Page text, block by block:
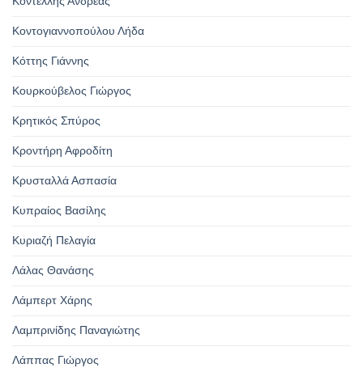
Κοντογιαννοπούλου Λήδα
Κόττης Γιάννης
Κουρκούβελος Γιώργος
Κρητικός Σπύρος
Κροντήρη Αφροδίτη
Κρυσταλλά Ασπασία
Κυπραίος Βασίλης
Κυριαζή Πελαγία
Λάλας Θανάσης
Λάμπερτ Χάρης
Λαμπρινίδης Παναγιώτης
Λάππας Γιώργος